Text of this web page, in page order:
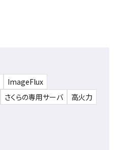
ImageFlux
さくらの専用サーバ
高火力